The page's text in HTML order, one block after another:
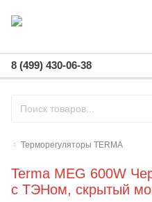
8 (499) 430-06-38
Терморегуляторы TERMA
Terma MEG 600W
с ТЭНом, скрытый